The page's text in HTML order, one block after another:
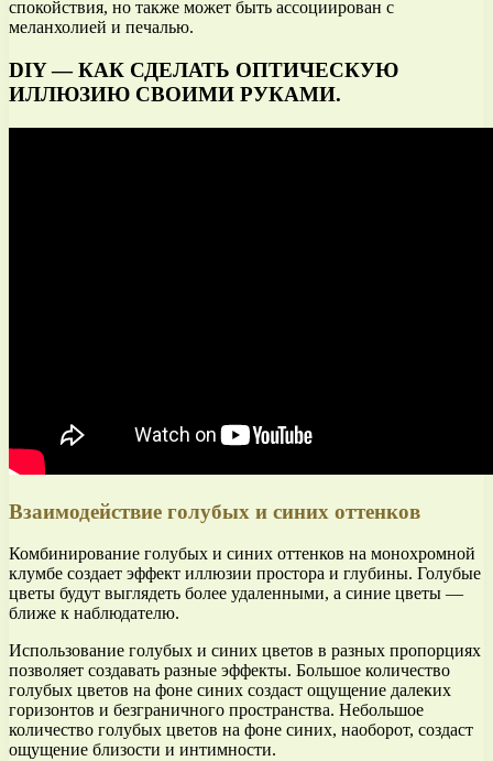
спокойствия, но также может быть ассоциирован с
меланхолией и печалью.
DIY — КАК СДЕЛАТЬ ОПТИЧЕСКУЮ
ИЛЛЮЗИЮ СВОИМИ РУКАМИ.
Взаимодействие голубых и синих оттенков
Комбинирование голубых и синих оттенков на монохромной
клумбе создает эффект иллюзии простора и глубины. Голубые
цветы будут выглядеть более удаленными, а синие цветы —
ближе к наблюдателю.
Использование голубых и синих цветов в разных пропорциях
позволяет создавать разные эффекты. Большое количество
голубых цветов на фоне синих создаст ощущение далеких
горизонтов и безграничного пространства. Небольшое
количество голубых цветов на фоне синих, наоборот, создаст
ощущение близости и интимности.